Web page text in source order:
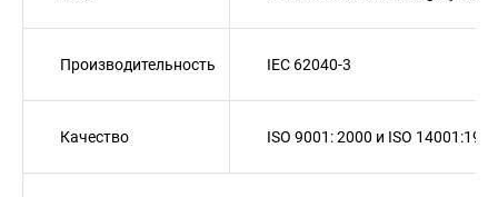
Производительность IEC 62040-3
Качество ISO 9001: 2000 и ISO 14001:1996